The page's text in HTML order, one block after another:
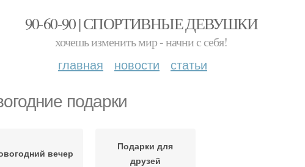
90-60-90 | СПОРТИВНЫЕ ДЕВУШКИ
хочешь изменить мир - начни с себя!
главная новости статьи
подарки
вечер
Подарки для
друзей